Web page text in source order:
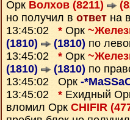
Орк Волхов (8211)
но получил в ответ на
13:45:02 * Орк
(1810)
(1810) по
13:45:02 * Орк
(1810)
(1810) по
13:45:02 Орк -
13:45:02 * Ехидный
вломил Орк CHIFIR